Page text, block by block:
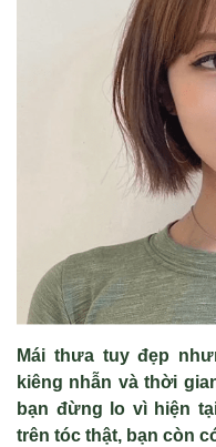
Mái thưa tuy đẹp
kiêng nhẫn và thời
bạn đừng lo vì hiện
trên tóc thật, bạn còn